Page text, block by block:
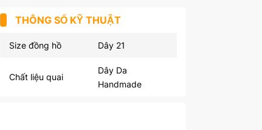
THÔNG SỐ KỸ THUẬT
Size đồng hồ Dây 21
Chất liệu quai
Dây Da
Handmade